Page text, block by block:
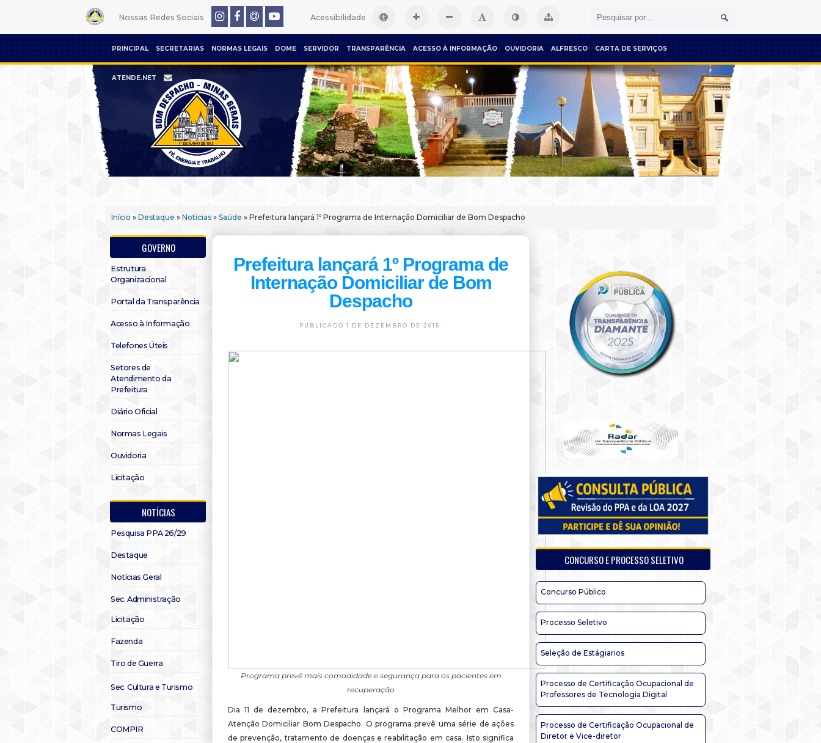
Nossas Redes Sociais Acessibilidade
PRINCIPAL SECRETARIAS NORMAS LEGAIS DOME SERVIDOR TRANSPARÊNCIA ACESSO À INFORMAÇÃO OUVIDORIA ALFRESCO CARTA DE SERVIÇOS
ATENDE.NET
Início » Destaque » Notícias » Saúde » Prefeitura lançará 1º Programa de Internação Domiciliar de Bom Despacho
GOVERNO
Estrutura
Organizacional
Portal da Transparência
Acesso à Informação
Telefones Úteis
Setores de
Atendimento da
Prefeitura
Diário Oficial
Normas Legais
Ouvidoria
Licitação
NOTÍCIAS
Pesquisa PPA 26/29
Destaque
Notícias Geral
Sec. Administração
Licitação
Fazenda
Tiro de Guerra
Sec. Cultura e Turismo
Turismo
COMPIR
Prefeitura lançará 1º Programa de
Internação Domiciliar de Bom
Despacho
PUBLICADO 1 DE DEZEMBRO DE 2015.
Programa prevê mais comodidade e segurança para os pacientes em
recuperação
Dia 11 de dezembro, a Prefeitura lançará o Programa Melhor em Casa-
Atenção Domiciliar Bom Despacho. O programa prevê uma série de ações
de prevenção, tratamento de doenças e reabilitação em casa. Isto significa
CONCURSO E PROCESSO SELETIVO
Concurso Público
Processo Seletivo
Seleção de Estágiarios
Processo de Certificação Ocupacional de
Professores de Tecnologia Digital
Processo de Certificação Ocupacional de
Diretor e Vice-diretor